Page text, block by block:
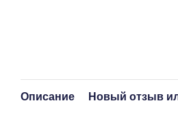
Описание Новый отзыв